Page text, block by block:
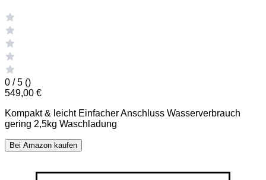
0 / 5 ()
549,00 €
Kompakt & leicht Einfacher Anschluss Wasserverbrauch
gering 2,5kg Waschladung
Bei Amazon kaufen